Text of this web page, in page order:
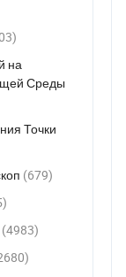
на
Среды
Точки
(679)
(4983)